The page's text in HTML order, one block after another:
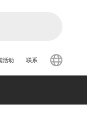
活动 联系